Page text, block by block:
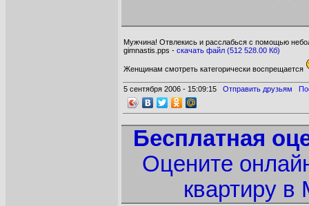
Мужчина! Отвлекись и расслабься с помощью
gimnastis.pps - cкачать файл (512 528.00 Кб)
Женщинам смотреть категорически воспрещается
5 сентября 2006 - 15:09:15 Отправить друзьям
Бесплатная
Оцените
квартиру